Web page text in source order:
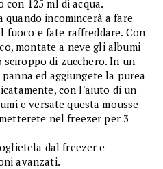
125 ml di acqua.
incomincerà a fare
e fate raffreddare. Con
montate a neve gli albumi
di zucchero. In un
ed aggiungete la purea
con l'aiuto di un
e versate questa mousse
nel freezer per 3
dal freezer e
avanzati.